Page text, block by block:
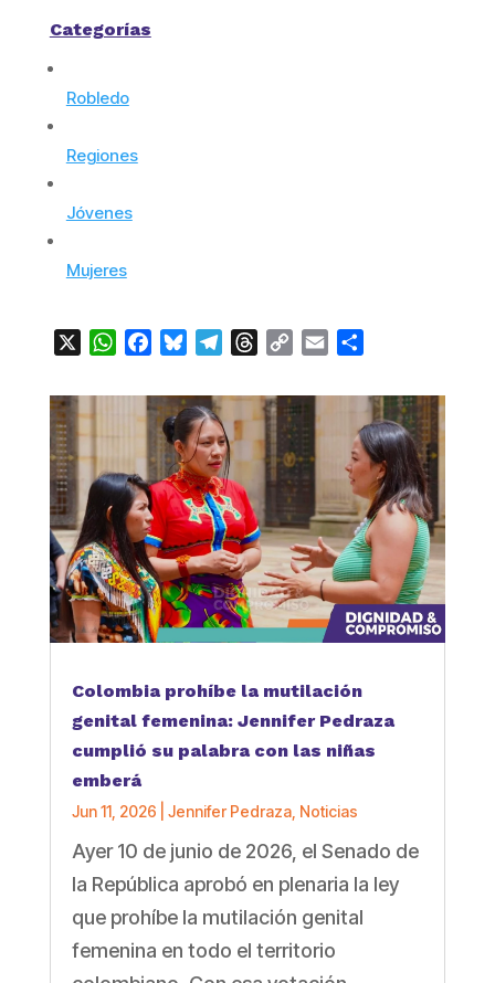
Categorías
Robledo
Regiones
Jóvenes
Mujeres
WhatsApp
FacebookBlueskyTelegramThreads
Copy Email
Colombia prohíbe la mutilación
genital femenina: Jennifer Pedraza
cumplió su palabra con las niñas
emberá
Jun 11, 2026 Jennifer Pedraza, Noticias
Ayer 10 de junio de 2026, el Senado de
la República aprobó en plenaria la ley
que prohíbe la mutilación genital
femenina en todo el territorio